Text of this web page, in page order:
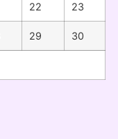
22 23
29 30